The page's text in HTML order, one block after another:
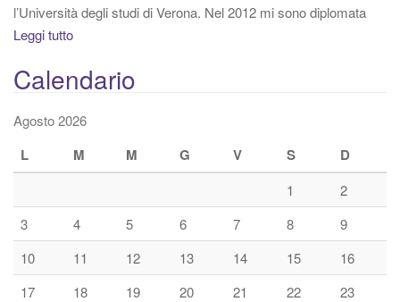
l’Università degli studi di Verona. Nel 2012 mi sono diplomata
Leggi tutto
Calendario
Agosto 2026
L M M G V S D
1
2
3
4 5 6 7 8
9
10
11 12 13 14 15
16
17
18 19 20 21 22
23